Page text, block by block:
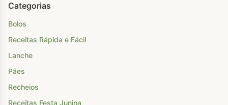
Categorias
Bolos
Receitas Rápida e Fácil
Lanche
Pães
Recheios
Receitas Festa Junina